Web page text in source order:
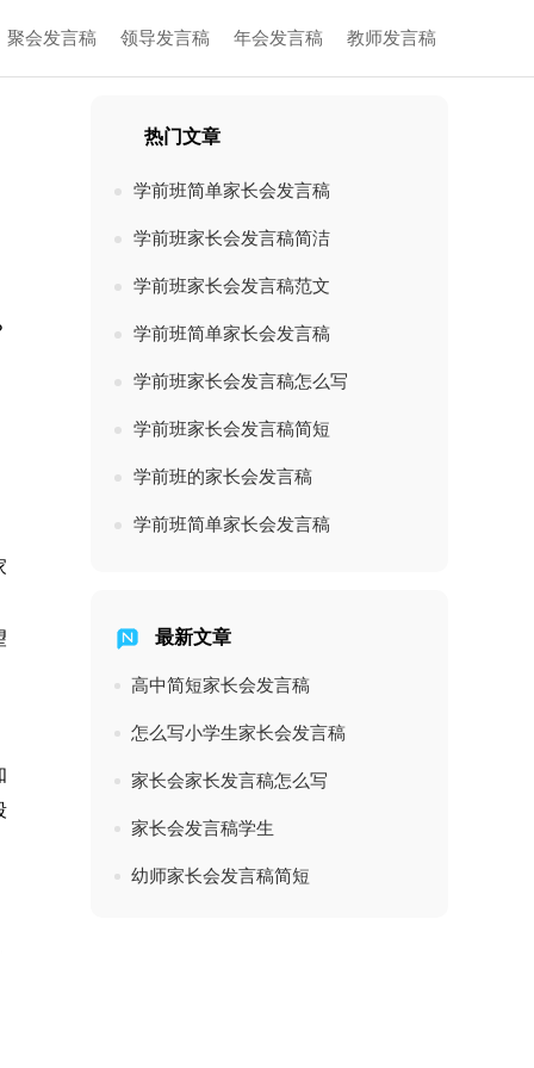
聚会发言稿 领导发言稿 年会发言稿 教师发言稿
热门文章
学前班简单家长会发言稿
学前班家长会发言稿简洁
学前班家长会发言稿范文
学前班简单家长会发言稿
学前班家长会发言稿怎么写
学前班家长会发言稿简短
学前班的家长会发言稿
学前班简单家长会发言稿
最新文章
高中简短家长会发言稿
怎么写小学生家长会发言稿
家长会家长发言稿怎么写
家长会发言稿学生
幼师家长会发言稿简短